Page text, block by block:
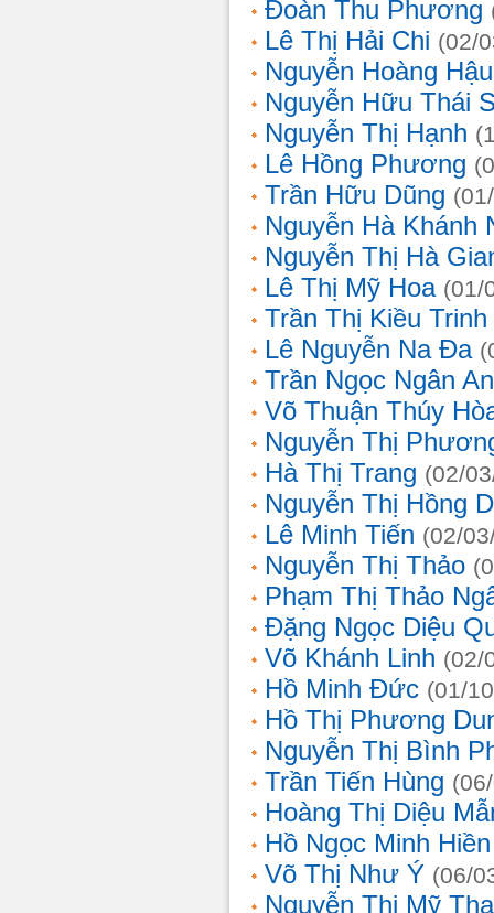
Đoàn Thu Phương
Lê Thị Hải Chi (02/
Nguyễn Hoàng Hậu
Nguyễn Hữu Thái
Nguyễn Thị Hạnh
Lê Hồng Phương
Trần Hữu Dũng
Nguyễn Hà Khánh
Nguyễn Thị Hà
Lê Thị Mỹ Hoa (01/
Trần Thị Kiều Trinh
Lê Nguyễn Na Đa
Trần Ngọc Ngân
Võ Thuận Thúy
Nguyễn Thị
Hà Thị Trang (02/
Nguyễn Thị Hồng
Lê Minh Tiến (02/
Nguyễn Thị Thảo
Phạm Thị Thảo
Đặng Ngọc Diệu
Võ Khánh Linh (02/
Hồ Minh Đức (01/
Hồ Thị Phương
Nguyễn Thị Bình
Trần Tiến Hùng
Hoàng Thị Diệu
Hồ Ngọc Minh Hiền
Võ Thị Như Ý (06/
Nguyễn Thị Mỹ